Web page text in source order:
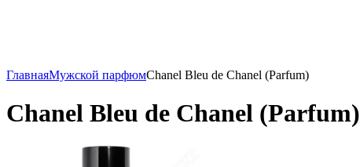
ГлавнаяМужской парфюмChanel Bleu de Chanel (Parfum)
Chanel Bleu de Chanel (Parfum)